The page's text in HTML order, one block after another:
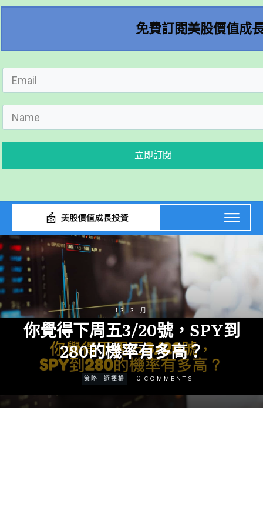
13 3 月
你覺得下周五3/20號，SPY到
280的機率有多高？
策略 選擇權 0 COMMENTS
免費訂閱美股價值成
立即訂閱